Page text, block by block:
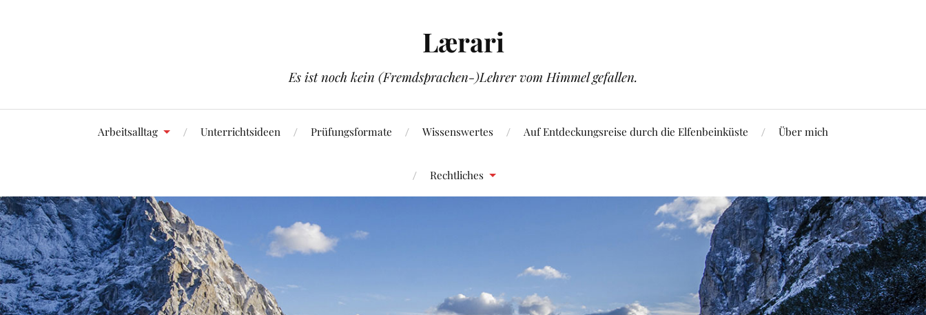
Lærari
Es ist noch kein (Fremdsprachen-)Lehrer vom Himmel gefallen.
Arbeitsalltag Unterrichtsideen Prüfungsformate Wissenswertes Auf Entdeckungsreise durch die Elfenbeinküste Über mich
Rechtliches